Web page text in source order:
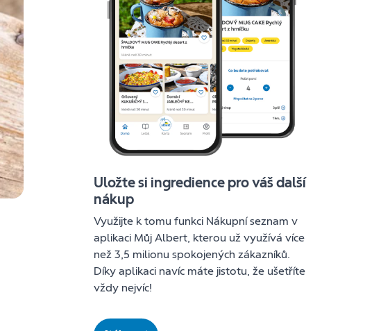
Uložte si ingredience pro váš další
nákup
Využijte k tomu funkci Nákupní seznam v
aplikaci Můj Albert, kterou už využívá více
než 3,5 milionu spokojených zákazníků.
Díky aplikaci navíc máte jistotu, že ušetříte
vždy nejvíc!